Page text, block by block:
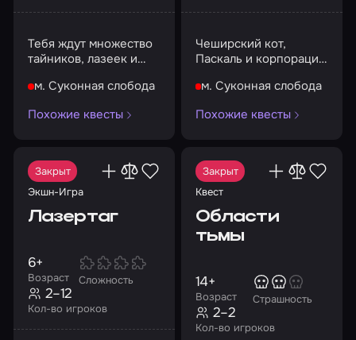
Тебя ждут множество
тайников, лазеек и
м. Суконная слобода
Похожие квесты
Чеширский кот,
Паскаль и корпорация
м. Суконная слобода
Похожие квесты
Закрыт
Экшн-Игра
Лазертаг
Возраст
6+
Сложность
Кол-во игроков
2–12
Закрыт
Квест
Области
тьмы
Возраст
14+
Страшность
Кол-во игроков
2–2